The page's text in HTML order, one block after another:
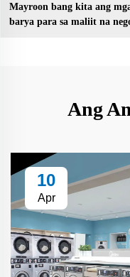
Mayroon bang kita ang
barya para sa maliit na
Ang
10
Apr